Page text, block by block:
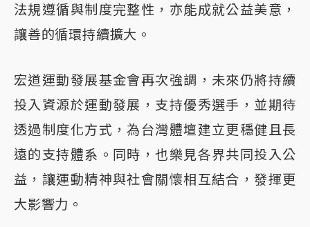
法規遵循與制度完整性，亦能成就公益美意，
讓善的循環持續擴大。
宏道運動發展基金會再次強調，未來仍將持續
投入資源於運動發展，支持優秀選手，並期待
透過制度化方式，為台灣體壇建立更穩健且長
遠的支持體系。同時，也樂見各界共同投入公
益，讓運動精神與社會關懷相互結合，發揮更
大影響力。